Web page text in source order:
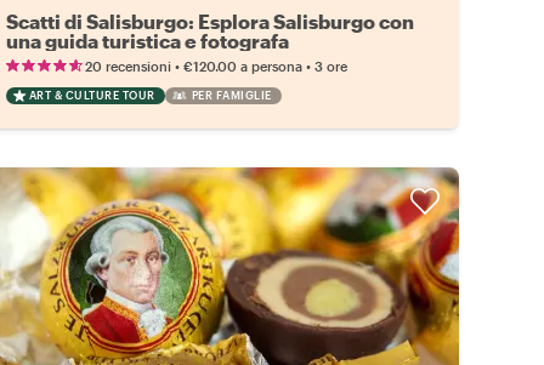
Scatti di Salisburgo: Esplora Salisburgo con
una guida turistica e fotografa
20 recensioni• €120.00 a persona• 3 ore
ART & CULTURE TOUR PER FAMIGLIE